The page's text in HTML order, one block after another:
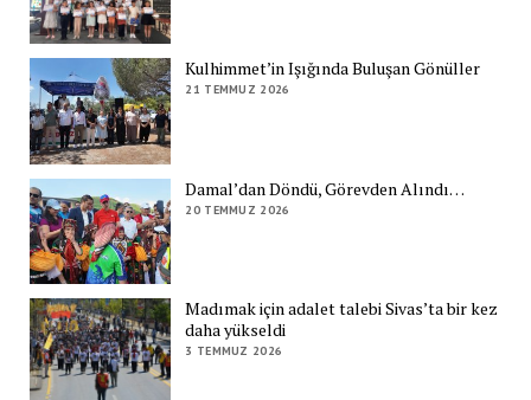
Kulhimmet’in Işığında Buluşan Gönüller
21 TEMMUZ 2026
Damal’dan Döndü, Görevden Alındı…
20 TEMMUZ 2026
Madımak için adalet talebi Sivas’ta bir kez
daha yükseldi
3 TEMMUZ 2026